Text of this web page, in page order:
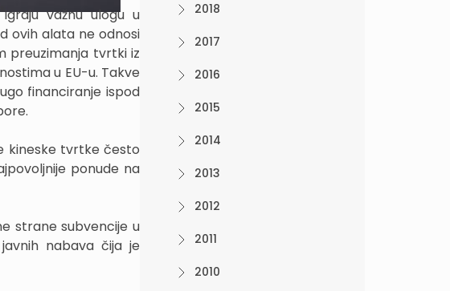
važnu ulogu u
ovih alata ne odnosi
preuzimanja tvrtki iz
u EU-u. Takve
financiranje ispod
kineske tvrtke često
ponude na
strane subvencije u
nabava čija je
2018
2017
2016
2015
2014
2013
2012
2011
2010